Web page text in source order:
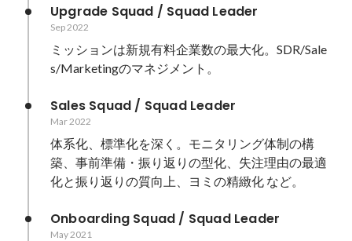
Upgrade Squad / Squad Leader
Sep 2022
ミッションは新規有料企業数の最大化。SDR/Sale
s/Marketingのマネジメント。
Sales Squad / Squad Leader
Mar 2022
体系化、標準化を深く。モニタリング体制の構
築、事前準備・振り返りの型化、失注理由の最適
化と振り返りの質向上、ヨミの精緻化 など。
Onboarding Squad / Squad Leader
May 2021